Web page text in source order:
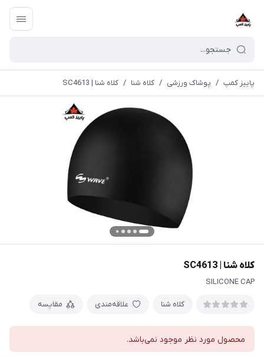
پاییز کمپ / پوشاک ورزشی / کلاه شنا / کلاه شنا | SC4613
کلاه شنا | SC4613
SILICONE CAP
کلاه شنا علاقه‌مندی مقایسه
محصول مورد نظر موجود نمی‌باشد.